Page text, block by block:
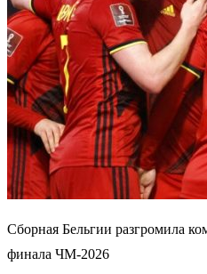
Сборная Бельгии разгромила
финала ЧМ-2026